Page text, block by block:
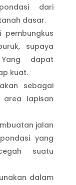
dari
dasar.
pembungkus
supaya
dapat
kuat.
sebagai
lapisan
jalan
yang
suatu
dalam